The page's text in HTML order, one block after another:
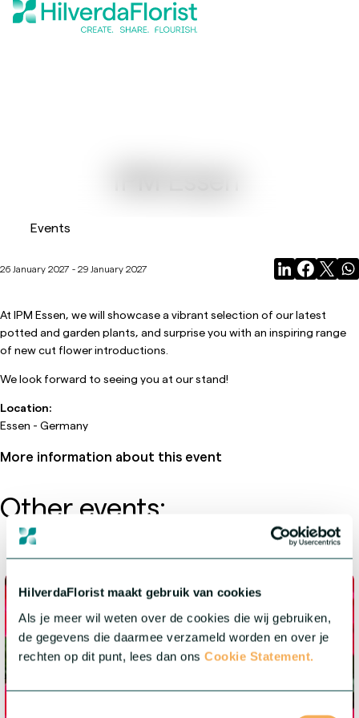
HilverdaFlorist maakt gebruik van cookies
Als je meer wil weten over de cookies die wij gebruiken,
de gegevens die daarmee verzameld worden en over je
rechten op dit punt, lees dan ons Cookie Statement.
Events
26 January 2027 - 29 January 2027
At IPM Essen, we will showcase a vibrant selection of our latest
potted and garden plants, and surprise you with an inspiring range
of new cut flower introductions.
We look forward to seeing you at our stand!
Location:
Essen - Germany
More information about this event
Other events:
11 July 2026 - 14 July 2026